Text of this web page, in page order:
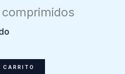
CARRITO